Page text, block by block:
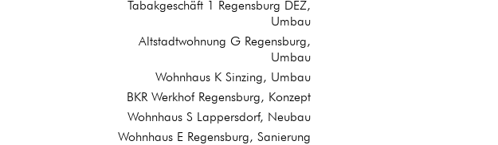
Tabakgeschäft 1 Regensburg DEZ,
Umbau
Altstadtwohnung G Regensburg,
Umbau
Wohnhaus K Sinzing, Umbau
BKR Werkhof Regensburg, Konzept
Wohnhaus S Lappersdorf, Neubau
Wohnhaus E Regensburg, Sanierung